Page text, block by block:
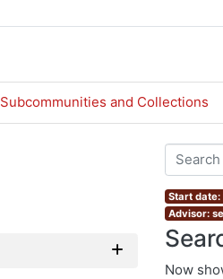
Subcommunities and Collections
Start date:
Advisor:
Now